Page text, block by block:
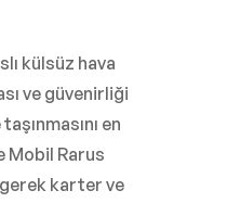
külsüz hava
ve güvenirliği
en
Mobil Rarus
karter ve